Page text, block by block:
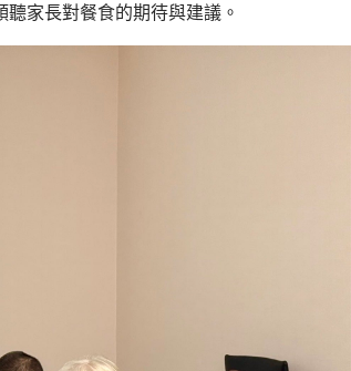
家長對餐食的期待與建議。